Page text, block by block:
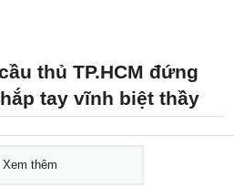
thủ TP.HCM đứng
tay vĩnh biệt thầy
Xem thêm